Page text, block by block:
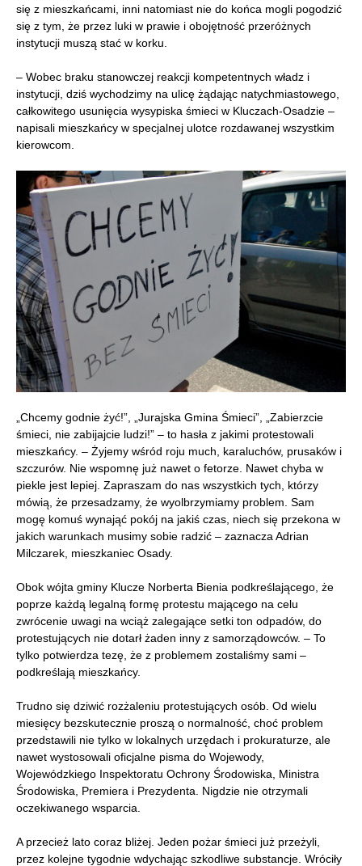
się z mieszkańcami, inni natomiast nie do końca mogli pogodzić
się z tym, że przez luki w prawie i obojętność przeróżnych
instytucji muszą stać w korku.
– Wobec braku stanowczej reakcji kompetentnych władz i
instytucji, dziś wychodzimy na ulicę żądając natychmiastowego,
całkowitego usunięcia wysypiska śmieci w Kluczach-Osadzie –
napisali mieszkańcy w specjalnej ulotce rozdawanej wszystkim
kierowcom.
„Chcemy godnie żyć!”, „Jurajska Gmina Śmieci”, „Zabierzcie
śmieci, nie zabijajcie ludzi!” – to hasła z jakimi protestowali
mieszkańcy. – Żyjemy wśród roju much, karaluchów, prusaków i
szczurów. Nie wspomnę już nawet o fetorze. Nawet chyba w
piekle jest lepiej. Zapraszam do nas wszystkich tych, którzy
mówią, że przesadzamy, że wyolbrzymiamy problem. Sam
mogę komuś wynająć pokój na jakiś czas, niech się przekona w
jakich warunkach musimy sobie radzić – zaznacza Adrian
Milczarek, mieszkaniec Osady.
Obok wójta gminy Klucze Norberta Bienia podkreślającego, że
poprze każdą legalną formę protestu mającego na celu
zwrócenie uwagi na wciąż zalegające setki ton odpadów, do
protestujących nie dotarł żaden inny z samorządowców. – To
tylko potwierdza tezę, że z problemem zostaliśmy sami –
podkreślają mieszkańcy.
Trudno się dziwić rozżaleniu protestujących osób. Od wielu
miesięcy bezskutecznie proszą o normalność, choć problem
przedstawili nie tylko w lokalnych urzędach i prokuraturze, ale
nawet wystosowali oficjalne pisma do Wojewody,
Wojewódzkiego Inspektoratu Ochrony Środowiska, Ministra
Środowiska, Premiera i Prezydenta. Nigdzie nie otrzymali
oczekiwanego wsparcia.
A przecież lato coraz bliżej. Jeden pożar śmieci już przeżyli,
przez kolejne tygodnie wdychając szkodliwe substancje. Wróciły